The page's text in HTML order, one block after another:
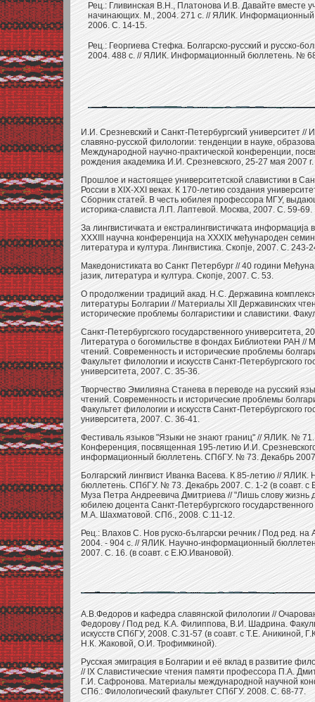
Рец.: Гливинская В.Н., Платонова И.В. Давайте вместе
начинающих. М., 2004. 271 с. // ЯЛИК.
2006. С. 14-15.
Рец.: Георгиева Стефка. Болгарско-русский и русско-
2004. 488 с. // ЯЛИК. Информационный бюллетень. №
И.И. Срезневский и Санкт-Петербургский университет //
славяно-русской филологии: тенденции в науке,
Международной научно-практической конференции,
рождения академика И.И. Срезневского, 25-27 мая 2007
Прошлое и настоящее университетской славистики в
России в XIX-XXI веках. К 170-летию создания
Сборник статей. В честь юбилея профессора МГУ,
историка-слависта Л.П. Лаптевой. Москва, 2007. С. 59-69.
За лингвистичката и екстралингвистичката информациjа
XXXIII научна конференциjа на XXXIX међународен
литература и култура. Лингвистика. Скопjе, 2007. С. 243-
Македонистиката во Санкт Петербург // 40 години
jазик, литература и култура. Скопjе, 2007. С. 53.
О продолжении традиций акад. Н.С. Державина
литературы Болгарии // Материалы XII Державинских
исторические проблемы болгаристики и славистики.
Санкт-Петербургского государственного университета,
Литература о богомильстве в фондах Библиотеки РАН //
чтений. Современность и исторические проблемы
Факультет филологии и искусств Санкт-Петербургского
университета, 2007. С. 35-36.
Творчество Эмилияна Станева в переводе на русский
чтений. Современность и исторические проблемы
Факультет филологии и искусств Санкт-Петербургского
университета, 2007. С. 36-41.
Фестиваль языков "Языки не знают границ" // ЯЛИК. №
Конференция, посвященная 195-летию И.И.
информационный бюллетень. СПбГУ. № 73. Декабрь
Болгарский лингвист Иванка Васева. К 85-летию //
бюллетень. СПбГУ. № 73. Декабрь 2007. С. 1-2 (в cоавт. с
Муза Петра Андреевича Дмитриева // "Лишь слову
юбилею доцента Санкт-Петербургского
М.А. Шахматовой. СПб., 2008. С.11-12.
Рец.: Влахов С. Нов руско-български речник / Под ред.
2004. - 904 с. // ЯЛИК. Научно-информационный
2007. С. 16. (в соавт. с Е.Ю.Ивановой).
А.В.Федоров и кафедра славянской филологии //
Федорову / Под ред. К.А. Филиппова, В.И. Шадрина.
искусств СПбГУ, 2008. С.31-57 (в соавт. с Т.Е. Аникиной,
Н.К. Жаковой, О.И. Трофимкиной).
Русская эмиграция в Болгарии и её вклад в развитие
// IX Славистические чтения памяти профессора П.А.
Г.И. Сафронова. Материалы международной научной
СПб.: Филологический факультет СПбГУ. 2008. C. 68-77.